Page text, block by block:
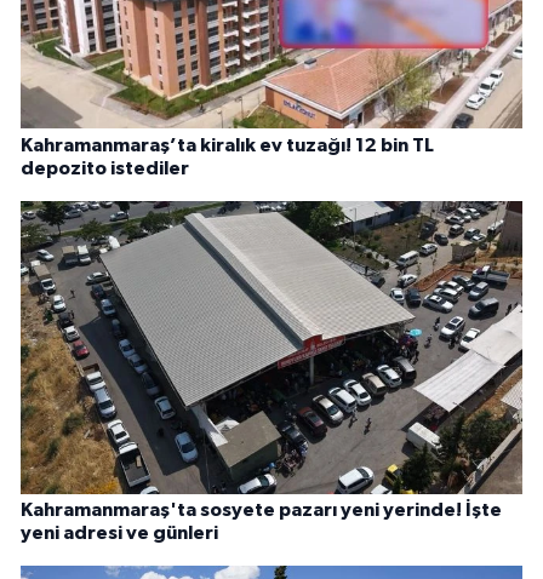
Kahramanmaraş’ta kiralık ev tuzağı! 12 bin TL
depozito istediler
Kahramanmaraş'ta sosyete pazarı yeni yerinde! İşte
yeni adresi ve günleri